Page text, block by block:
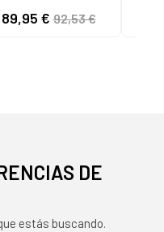
89,95 €92,53 €
DE
estás buscando.